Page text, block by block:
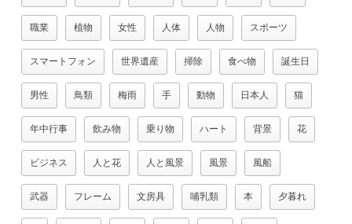
職業 植物 女性 人体 人物 スポーツ
スマートフォン 世界遺産 掃除 食べ物 誕生日
男性 鳥類 梅雨 手 動物 日本人 猫
年中行事 飲み物 乗り物 ハート 背景 花
ビジネス 人と花 人と風景 風景 風船
武器 フレーム 文房具 哺乳類 本 夕暮れ